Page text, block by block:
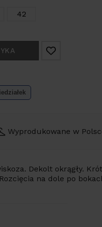
42
Wyprodukowane w
Dekolt okrągły.
na dole po